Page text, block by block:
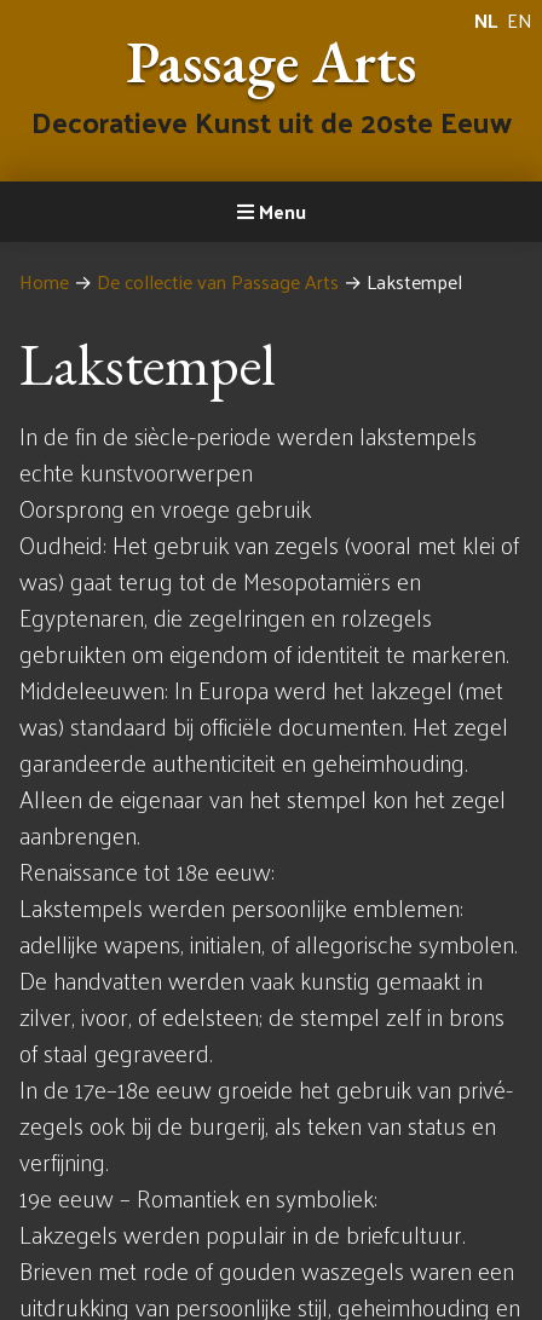
NL EN
Passage Arts
Decoratieve Kunst uit de 20ste Eeuw
Menu
Home → De collectie van Passage Arts → Lakstempel
Lakstempel
In de fin de siècle-periode werden lakstempels
echte kunstvoorwerpen
Oorsprong en vroege gebruik
Oudheid: Het gebruik van zegels (vooral met klei of
was) gaat terug tot de Mesopotamiërs en
Egyptenaren, die zegelringen en rolzegels
gebruikten om eigendom of identiteit te markeren.
Middeleeuwen: In Europa werd het lakzegel (met
was) standaard bij officiële documenten. Het zegel
garandeerde authenticiteit en geheimhouding.
Alleen de eigenaar van het stempel kon het zegel
aanbrengen.
Renaissance tot 18e eeuw:
Lakstempels werden persoonlijke emblemen:
adellijke wapens, initialen, of allegorische symbolen.
De handvatten werden vaak kunstig gemaakt in
zilver, ivoor, of edelsteen; de stempel zelf in brons
of staal gegraveerd.
In de 17e–18e eeuw groeide het gebruik van privé-
zegels ook bij de burgerij, als teken van status en
verfijning.
19e eeuw – Romantiek en symboliek:
Lakzegels werden populair in de briefcultuur.
Brieven met rode of gouden waszegels waren een
uitdrukking van persoonlijke stijl, geheimhouding en